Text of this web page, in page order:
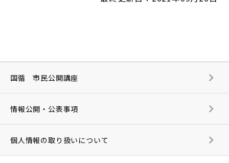
国循 市民公開講座
情報公開・公表事項
個人情報の取り扱いについて